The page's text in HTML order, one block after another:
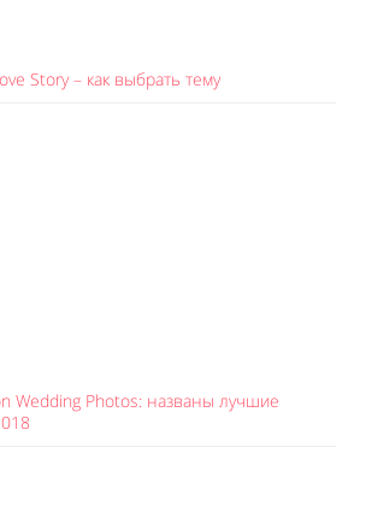
Story – как выбрать тему
Wedding Photos: названы лучшие